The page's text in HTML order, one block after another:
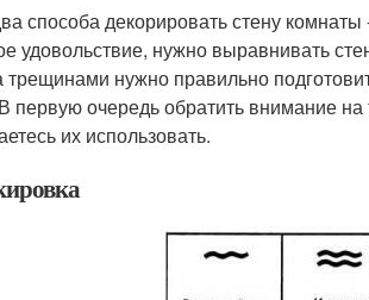
способа декорировать стену
удовольствие, нужно выравнивать
нужно правильно
первую очередь обратить внимание
их использовать.